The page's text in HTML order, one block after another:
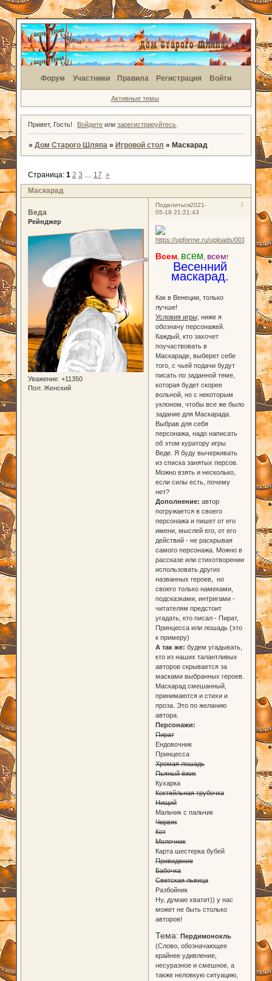
Форум Участники Правила Регистрация Войти
Активные темы
Привет, Гость! Войдите илизарегистрируйтесь
» Дом Старого Шляпа » Игровой стол » Маскарад
Маскарад
Страница: 1 2 3 … 17 »
Поделиться 1
2021-
05-19 21:21:43
Веда
Рейнджер
Уважение: +11350
Пол: Женский
Всем, всем всем!
Весенний
маскарад.
Как в Венеции, только
лучше!
Условия игры; ниже я
обозначу персонажей.
Каждый, кто захочет
поучаствовать в
Маскараде, выберет себе
того, с чьей подачи будут
писать по заданной теме,
которая будет скорее
вольной, но с некоторым
уклоном, чтобы все же было
задание для Маскарада.
Выбрав для себя
персонажа, надо написать
об этом куратору игры
Веде. Я буду вычеркивать
из списка занятых персов.
Можно взять и несколько,
если силы есть, почему
нет?
Дополнение: автор
погружается в своего
персонажа и пишет от его
имени, мыслей его, от его
действий - не раскрывая
самого персонажа. Можно в
рассказе или стихотворении
использовать других
названных героев, но
своего только намеками,
подсказками, интригами -
читателям предстоит
угадать, кто писал - Пират,
Принцесса или лошадь (это
к примеру)
А так же: будем угадывать,
кто из наших талантливых
авторов скрывается за
масками выбранных героев.
Маскарад смешанный,
принимаются и стихи и
проза. Это по желанию
автора.
Персонажи:
Пират
Ендовочник
Принцесса
Хромая лошадь
Пьяный ёжик
Кухарка
Коктейльная трубочка
Нищий
Мальчик с пальчик
Червяк
Кот
Молочник
Карта шестерка бубей
Привидение
Бабочка
Светская львица
Разбойник
Ну, думаю хватит)) у нас
может не быть столько
авторов!
Тема: Пердимонокль
(Слово, обозначающее
крайнее удивление,
несуразное и смешное, а
также неловкую ситуацию,